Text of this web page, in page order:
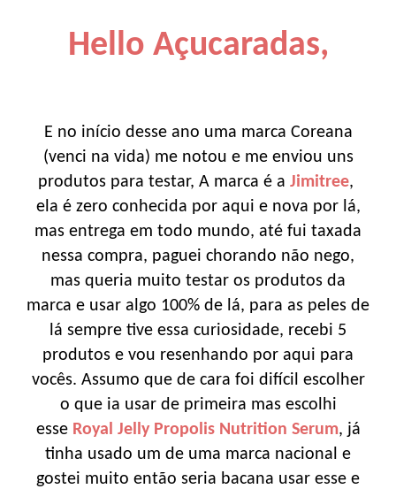
Hello Açucaradas,
E no início desse ano uma marca Coreana
(venci na vida) me notou e me enviou uns
produtos para testar, A marca é a Jimitree,
ela é zero conhecida por aqui e nova por lá,
mas entrega em todo mundo, até fui taxada
nessa compra, paguei chorando não nego,
mas queria muito testar os produtos da
marca e usar algo 100% de lá, para as peles de
lá sempre tive essa curiosidade, recebi 5
produtos e vou resenhando por aqui para
vocês. Assumo que de cara foi difícil escolher
o que ia usar de primeira mas escolhi
esse Royal Jelly Propolis Nutrition Serum, já
tinha usado um de uma marca nacional e
gostei muito então seria bacana usar esse e